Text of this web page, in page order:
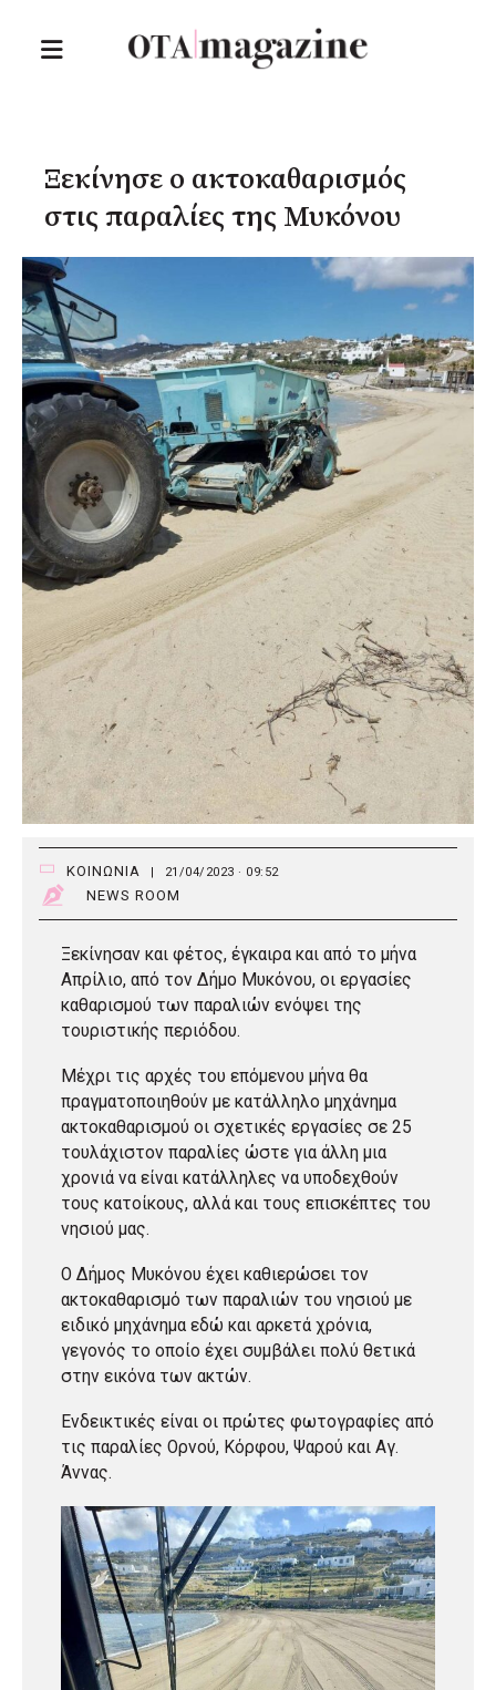
Ξεκίνησε ο ακτοκαθαρισμός
στις παραλίες της Μυκόνου
ΚΟΙΝΩΝΙΑ | 21/04/2023 · 09:52
NEWS ROOM
Ξεκίνησαν και φέτος, έγκαιρα και από το μήνα
Απρίλιο, από τον Δήμο Μυκόνου, οι εργασίες
καθαρισμού των παραλιών ενόψει της
τουριστικής περιόδου.
Μέχρι τις αρχές του επόμενου μήνα θα
πραγματοποιηθούν με κατάλληλο μηχάνημα
ακτοκαθαρισμού οι σχετικές εργασίες σε 25
τουλάχιστον παραλίες ώστε για άλλη μια
χρονιά να είναι κατάλληλες να υποδεχθούν
τους κατοίκους, αλλά και τους επισκέπτες του
νησιού μας.
Ο Δήμος Μυκόνου έχει καθιερώσει τον
ακτοκαθαρισμό των παραλιών του νησιού με
ειδικό μηχάνημα εδώ και αρκετά χρόνια,
γεγονός το οποίο έχει συμβάλει πολύ θετικά
στην εικόνα των ακτών.
Ενδεικτικές είναι οι πρώτες φωτογραφίες από
τις παραλίες Ορνού, Κόρφου, Ψαρού και Αγ.
Άννας.